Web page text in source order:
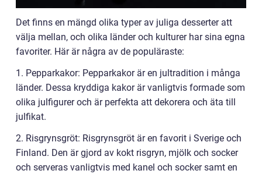
Det finns en mängd olika typer av juliga desserter att
välja mellan, och olika länder och kulturer har sina egna
favoriter. Här är några av de populäraste:
1. Pepparkakor: Pepparkakor är en jultradition i många
länder. Dessa kryddiga kakor är vanligtvis formade som
olika julfigurer och är perfekta att dekorera och äta till
julfikat.
2. Risgrynsgröt: Risgrynsgröt är en favorit i Sverige och
Finland. Den är gjord av kokt risgryn, mjölk och socker
och serveras vanligtvis med kanel och socker samt en